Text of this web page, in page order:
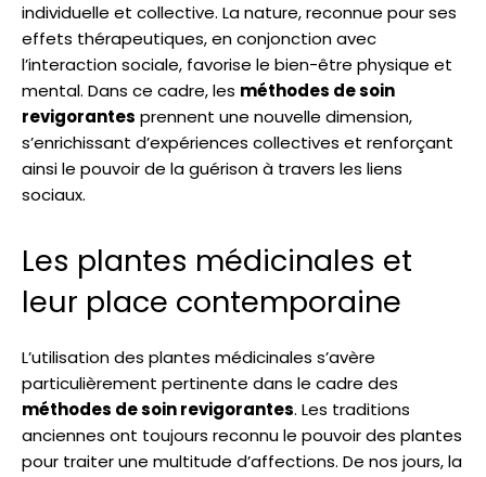
individuelle et collective. La nature, reconnue pour ses
effets thérapeutiques, en conjonction avec
l’interaction sociale, favorise le bien-être physique et
mental. Dans ce cadre, les méthodes de soin
revigorantes prennent une nouvelle dimension,
s’enrichissant d’expériences collectives et renforçant
ainsi le pouvoir de la guérison à travers les liens
sociaux.
Les plantes médicinales et
leur place contemporaine
L’utilisation des plantes médicinales s’avère
particulièrement pertinente dans le cadre des
méthodes de soin revigorantes. Les traditions
anciennes ont toujours reconnu le pouvoir des plantes
pour traiter une multitude d’affections. De nos jours, la